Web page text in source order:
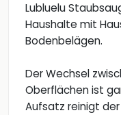
Lubluelu
Haushalte mit
Bodenbelägen.
Der Wechsel
Oberflächen ist
Aufsatz reinigt